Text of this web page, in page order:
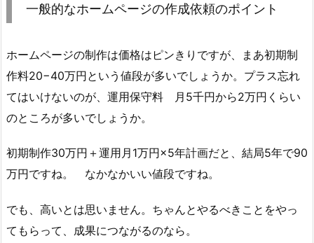
一般的なホームページの作成依頼のポイント
ホームページの制作は価格はピンきりですが、まあ初期制
作料20−40万円という値段が多いでしょうか。プラス忘れ
てはいけないのが、運用保守料 月5千円から2万円くらい
のところが多いでしょうか。
初期制作30万円＋運用月1万円×5年計画だと、結局5年で90
万円ですね。 なかなかいい値段ですね。
でも、高いとは思いません。ちゃんとやるべきことをやっ
てもらって、成果につながるのなら。